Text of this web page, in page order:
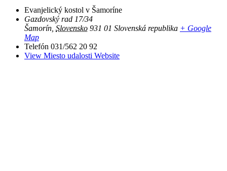
Evanjelický kostol v Šamoríne
Gazdovský rad 17/34
Šamorín Slovensko 931 01 Slovenská republika + Google
Map
Telefón 031/562 20 92
View Miesto udalosti Website